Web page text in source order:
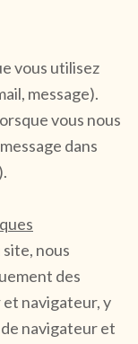
vous utilisez
message).
vous nous
dans
nous
des
navigateur, y
navigateur et